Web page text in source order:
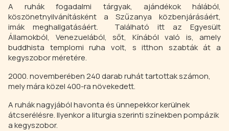
A ruhák fogadalmi tárgyak, ajándékok hálából,
köszönetnyilvánításként a Szűzanya közbenjárásáért,
imák meghallgatásáért. Található itt az Egyesült
Államokból, Venezuelából, sőt, Kínából való is, amely
buddhista templomi ruha volt, s itthon szabták át a
kegyszobor méretére.
2000. novemberében 240 darab ruhát tartottak számon,
mely mára közel 400-ra növekedett.
A ruhák nagyjából havonta és ünnepekkor kerülnek
átcserélésre. Ilyenkor a liturgia szerinti színekben pompázik
a kegyszobor.